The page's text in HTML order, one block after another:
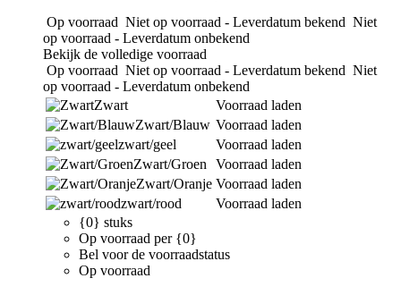
Op voorraad Niet op voorraad - Leverdatum bekend Niet
op voorraad - Leverdatum onbekend
Bekijk de volledige voorraad
Op voorraad Niet op voorraad - Leverdatum bekend Niet
op voorraad - Leverdatum onbekend
Zwart
Voorraad laden
Zwart/Blauw Voorraad laden
zwart/geel
Voorraad laden
Zwart/Groen
Voorraad laden
Zwart/Oranje Voorraad laden
zwart/rood
Voorraad laden
{0} stuks
Op voorraad per {0}
Bel voor de voorraadstatus
Op voorraad